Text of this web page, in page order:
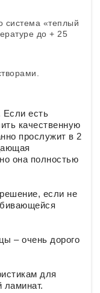
система «теплый
до + 25
Если есть
качественную
прослужит в 2
она полностью
если не
– очень дорого
для
ламинат.